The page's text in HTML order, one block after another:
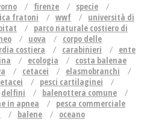
firenze
specie
fratoni wwf
università di
parco naturale costiero di
uova
corpo delle
costiera
carabinieri
ente
ecologia
costa balenae
cetacei
elasmobranchi
pesci cartilaginei
delfini
balenottera comune
in apnea
pesca commerciale
balene oceano